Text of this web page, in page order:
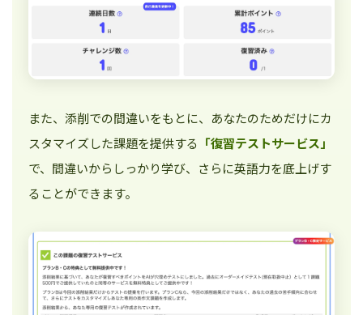
また、添削での間違いをもとに、あなたのためだけにカ
スタマイズした課題を提供する 「復習テストサービス」
で、間違いからしっかり学び、さらに英語力を底上げす
ることができます。